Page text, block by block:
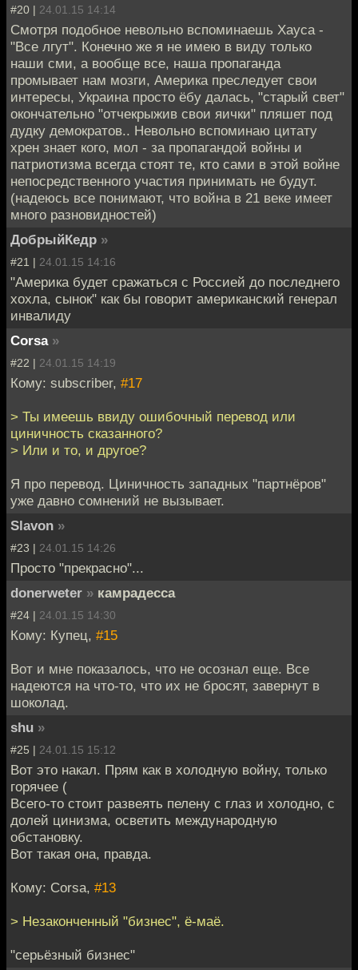
#20 | 24.01.15 14:14
Смотря подобное невольно вспоминаешь Хауса -
"Все лгут". Конечно же я не имею в виду только
наши сми, а вообще все, наша пропаганда
промывает нам мозги, Америка преследует свои
интересы, Украина просто ёбу далась, "старый свет"
окончательно "отчекрыжив свои яички" пляшет под
дудку демократов.. Невольно вспоминаю цитату
хрен знает кого, мол - за пропагандой войны и
патриотизма всегда стоят те, кто сами в этой войне
непосредственного участия принимать не будут.
(надеюсь все понимают, что война в 21 веке имеет
много разновидностей)
ДобрыйКедр »
#21 | 24.01.15 14:16
"Америка будет сражаться с Россией до последнего
хохла, сынок" как бы говорит американский генерал
инвалиду
Corsa »
#22 | 24.01.15 14:19
Кому: subscriber, #17
> Ты имеешь ввиду ошибочный перевод или
циничность сказанного?
> Или и то, и другое?
Я про перевод. Циничность западных "партнёров"
уже давно сомнений не вызывает.
Slavon »
#23 | 24.01.15 14:26
Просто "прекрасно"...
donerweter » камрадесса
#24 | 24.01.15 14:30
Кому: Купец, #15
Вот и мне показалось, что не осознал еще. Все
надеются на что-то, что их не бросят, завернут в
шоколад.
shu »
#25 | 24.01.15 15:12
Вот это накал. Прям как в холодную войну, только
горячее (
Всего-то стоит развеять пелену с глаз и холодно, с
долей цинизма, осветить международную
обстановку.
Вот такая она, правда.
Кому: Corsa, #13
> Незаконченный "бизнес", ё-маё.
"серьёзный бизнес"